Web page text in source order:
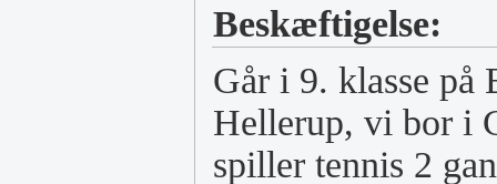
Beskæftigelse:
Går i 9. klasse på
Hellerup, vi bor i
spiller tennis 2